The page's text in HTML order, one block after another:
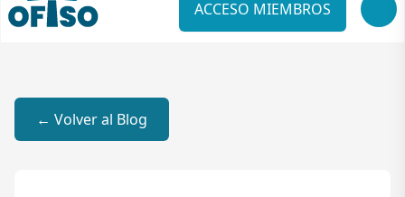
ACCESO MIEMBROS
← Volver al Blog